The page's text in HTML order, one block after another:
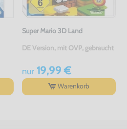
Super Mario 3D Land
DE Version, mit OVP, gebraucht
nur19,99 €
Warenkorb